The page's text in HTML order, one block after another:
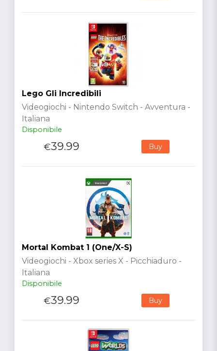
Lego Gli Incredibili
Videogiochi - Nintendo Switch - Avventura -
Italiana
Disponibile
€39.99 Buy
Mortal Kombat 1 (One/X-S)
Videogiochi - Xbox series X - Picchiaduro -
Italiana
Disponibile
€39.99 Buy